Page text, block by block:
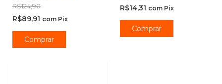
R$124,90
R$89,91 com Pix
R$14,31 com Pix